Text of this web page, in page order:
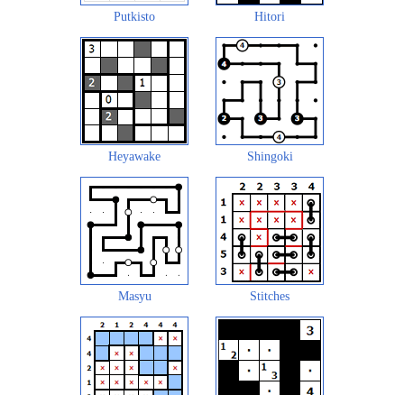
Putkisto Hitori
Heyawake Shingoki
Masyu Stitches